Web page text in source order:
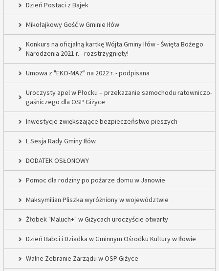
Dzień Postaci z Bajek
Mikołajkowy Gość w Gminie Iłów
Konkurs na oficjalną kartkę Wójta Gminy Iłów - Święta Bożego
Narodzenia 2021 r. - rozstrzygnięty!
Umowa z "EKO-MAZ" na 2022 r. - podpisana
Uroczysty apel w Płocku – przekazanie samochodu ratowniczo-
gaśniczego dla OSP Giżyce
Inwestycje zwiększające bezpieczeństwo pieszych
L Sesja Rady Gminy Iłów
DODATEK OSŁONOWY
Pomoc dla rodziny po pożarze domu w Janowie
Maksymilian Pliszka wyróżniony w województwie
Żłobek "Maluch+" w Giżycach uroczyście otwarty
Dzień Babci i Dziadka w Gminnym Ośrodku Kultury w Iłowie
Walne Zebranie Zarządu w OSP Giżyce